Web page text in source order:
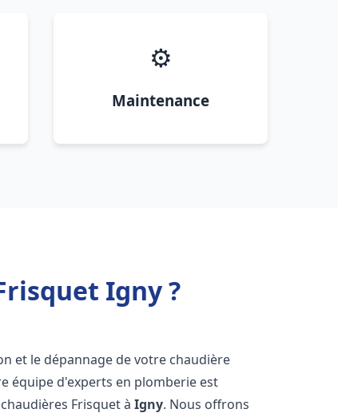
⚙️
Maintenance
Igny ?
et le dépannage de votre chaudière
équipe d'experts en plomberie est
Frisquet àIgny. Nous offrons